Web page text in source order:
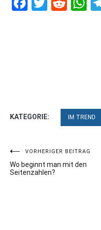
KATEGORIE: IM TREND
Beitragsnavigation
VORHERIGER BEITRAG
Wo beginnt man mit den
Seitenzahlen?